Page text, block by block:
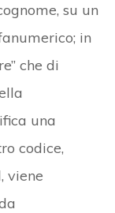
su un
in
che di
una
codice,
viene